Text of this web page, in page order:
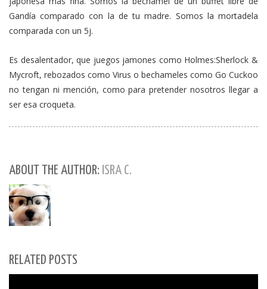
Gandía comparado con la de tu madre. Somos la mortadela
comparada con un 5j.
Es desalentador, que juegos jamones como Holmes:Sherlock &
Mycroft, rebozados como Virus o bechameles como Go Cuckoo
no tengan ni mención, como para pretender nosotros llegar a
ser esa croqueta.
ABOUT THE AUTHOR: ISRA C.
RELATED POSTS